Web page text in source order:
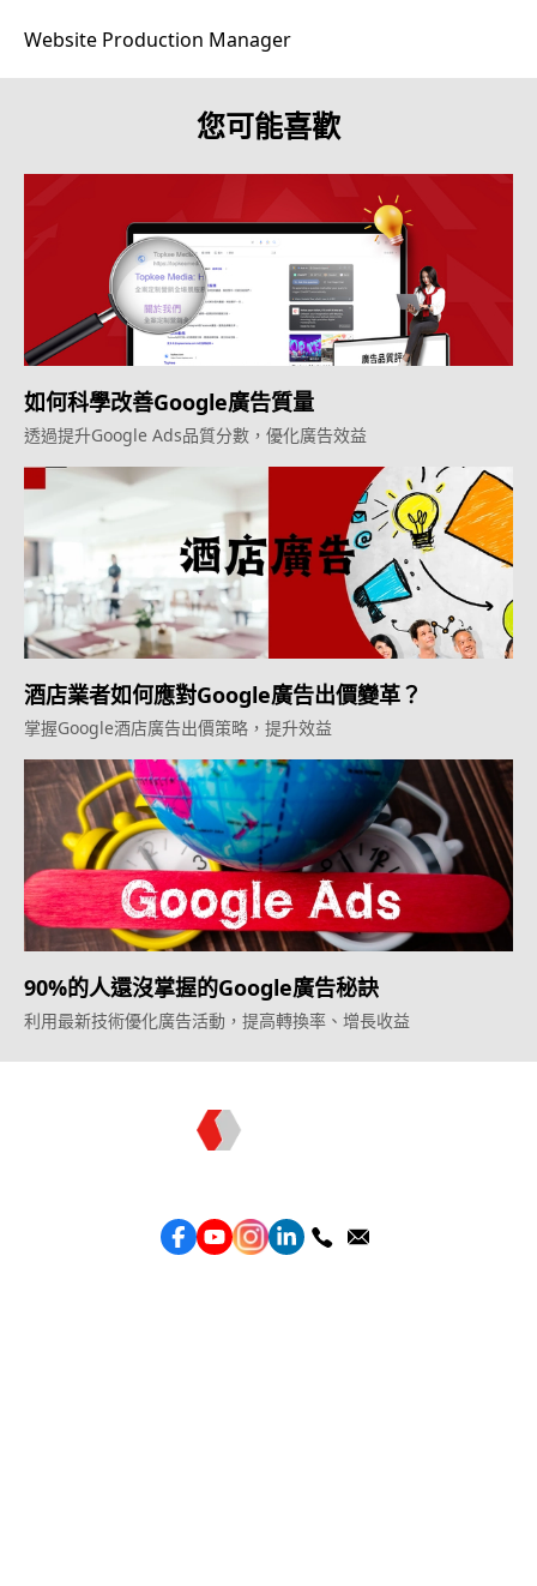
Website Production Manager
您可能喜歡
如何科學改善Google廣告質量
透過提升Google Ads品質分數，優化廣告效益
酒店業者如何應對Google廣告出價變革？
掌握Google酒店廣告出價策略，提升效益
90%的人還沒掌握的Google廣告秘訣
利用最新技術優化廣告活動，提高轉換率、增長收益